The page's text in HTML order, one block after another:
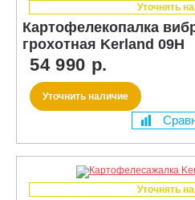
Уточнять
Картофелекопалка
грохотная Kerland 09H
54 990 р.
Уточнить наличие
Уточнять